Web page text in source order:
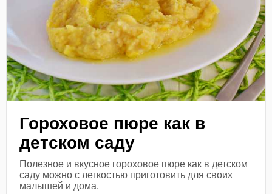
Гороховое пюре как в
детском саду
Полезное и вкусное гороховое пюре как в детском
саду можно с легкостью приготовить для своих
малышей и дома.